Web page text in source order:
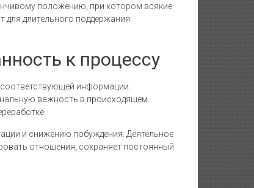
положению, при котором всякие
для длительного поддержания
к процессу
информации.
важность в происходящем.
и снижению побуждения. Деятельное
отношения, сохраняет постоянный